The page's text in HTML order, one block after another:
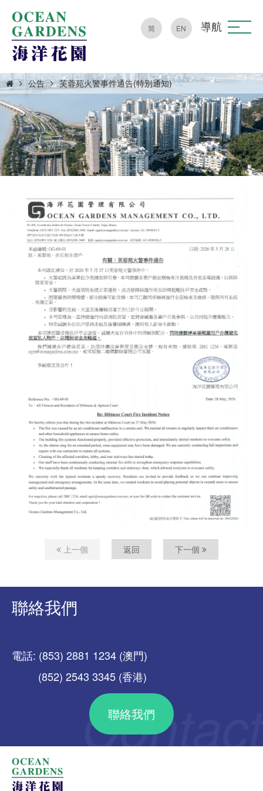
简 EN 導航
公告 芙蓉苑火警事件通告(特別通知)
上一個 返回 下一個
聯絡我們
電話: (853) 2881 1234 (澳門)
(852) 2543 3345 (香港)
聯絡我們